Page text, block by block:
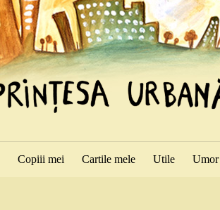
Copiii mei Cartile mele Utile Umor